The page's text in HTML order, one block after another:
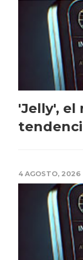
'Jelly', el
4 AGOSTO, 2026